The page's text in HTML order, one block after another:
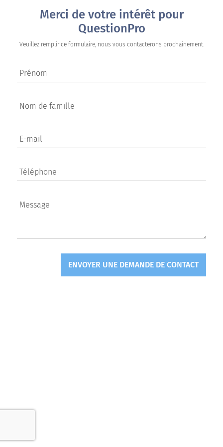
Merci de votre intérêt pour
QuestionPro
Veuillez remplir ce formulaire, nous vous contacterons prochainement.
Prénom
Nom de famille
E-mail
Téléphone
Message
ENVOYER UNE DEMANDE DE CONTACT